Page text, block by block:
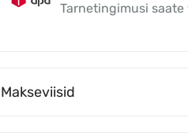
Tarnetingimusi
Makseviisid